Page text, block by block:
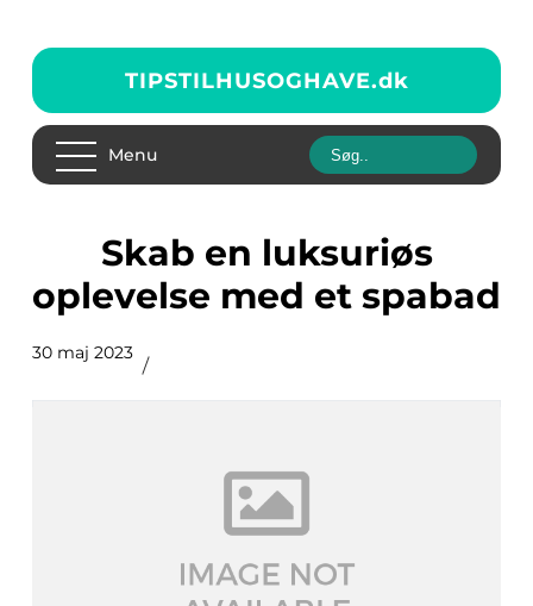
TIPSTILHUSOGHAVE.dk
Menu
Skab en luksuriøs
oplevelse med et spabad
30 maj 2023